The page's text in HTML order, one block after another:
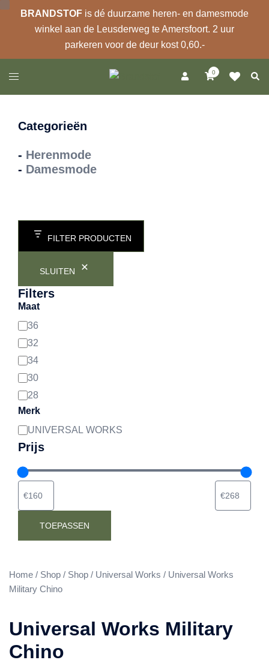
BRANDSTOF is dé duurzame heren- en damesmode
winkel aan de Leusderweg te Amersfoort. 2 uur
parkeren voor de deur kost 0,60.-
naar
de
Toggle
0
Home / Shop / Shop / Universal Works / Universal Works
Military Chino
Universal Works Military
Chino
Categorieën
- Herenmode
- Damesmode
FILTER PRODUCTEN
SLUITEN
Filters
Maat
Maat
36
32
34
30
28
Merk
Merk
UNIVERSAL WORKS
Prijs
TOEPASSEN